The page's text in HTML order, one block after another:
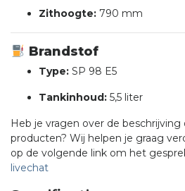
Zithoogte: 790 mm
Brandstof
Type: SP 98 E5
Tankinhoud: 5,5 liter
Heb je vragen over de
producten? Wij helpen je graag
op de volgende link om het
livechat